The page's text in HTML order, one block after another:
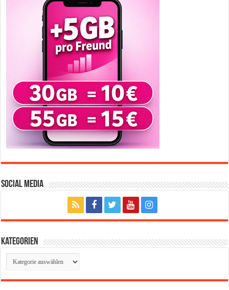
Social Media
Kategorien
Kategorien